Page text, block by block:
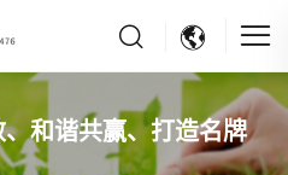
和谐共赢、打造名牌